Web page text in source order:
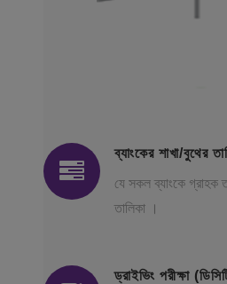
ব্যাংকের শাখা/বুথের
যে সকল ব্যাংকে গ্রাহক
তালিকা ।
ড্রাইভিং পরীক্ষা